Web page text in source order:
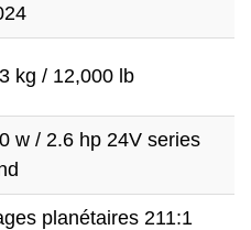
kg / 12,000 lb
w / 2.6 hp 24V series
planétaires 211:1